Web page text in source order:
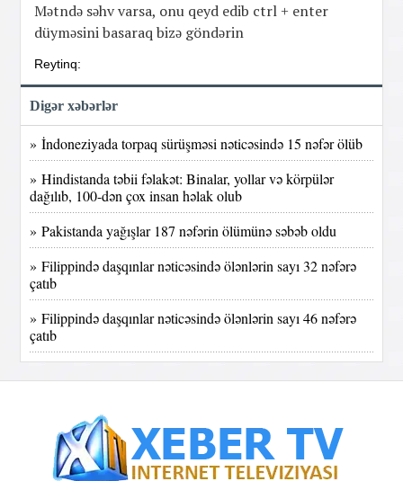
Mətndə səhv varsa, onu qeyd edib ctrl + enter
düyməsini basaraq bizə göndərin
Reytinq:
Digər xəbərlər
» İndoneziyada torpaq sürüşməsi nəticəsində 15 nəfər ölüb
» Hindistanda təbii fəlakət: Binalar, yollar və körpülər
dağılıb, 100-dən çox insan həlak olub
» Pakistanda yağışlar 187 nəfərin ölümünə səbəb oldu
» Filippində daşqınlar nəticəsində ölənlərin sayı 32 nəfərə
çatıb
» Filippində daşqınlar nəticəsində ölənlərin sayı 46 nəfərə
çatıb